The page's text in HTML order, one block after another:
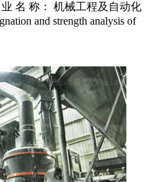
名 称： 机械工程及自动化
and strength analysis of